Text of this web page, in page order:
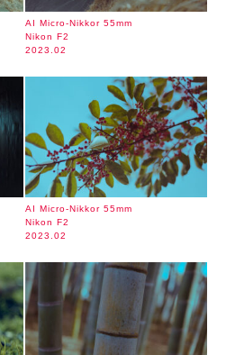
AI Micro-Nikkor 55mm
Nikon F2
2023.02
AI Micro-Nikkor 55mm
Nikon F2
2023.02